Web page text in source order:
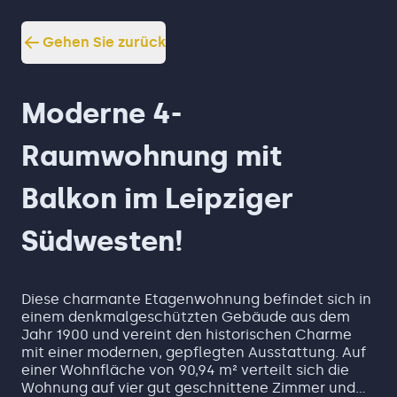
Gehen Sie zurück
Moderne 4-
Raumwohnung mit
Balkon im Leipziger
Südwesten!
Diese charmante Etagenwohnung befindet sich in
einem denkmalgeschützten Gebäude aus dem
Jahr 1900 und vereint den historischen Charme
mit einer modernen, gepflegten Ausstattung. Auf
einer Wohnfläche von 90,94 m² verteilt sich die
Wohnung auf vier gut geschnittene Zimmer und